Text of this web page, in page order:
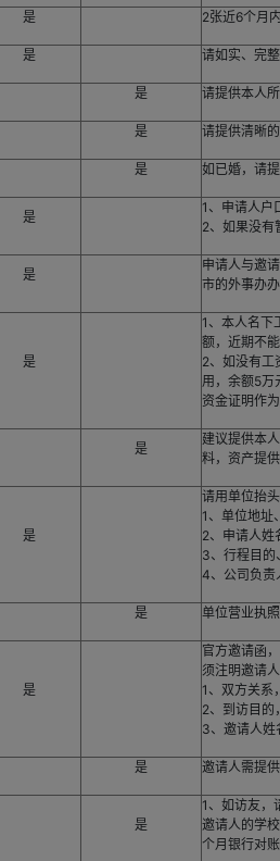
是 2张近6个月
是 请如实、完
是 请提供本人
是 请提供清晰
是 如已婚，请
是
1、申请人户
2、如果没有
是
申请人与邀
市的外事办办
是
1、本人名下
额，近期不
2、如没有工
用，余额5万
资金证明作为
是
建议提供本
料，资产提
是
请用单位抬
1、单位地址
2、申请人姓
3、行程目的
4、公司负责
是 单位营业执
是
官方邀请函
须注明邀请
1、双方关系
2、到访目的
3、邀请人姓
是 邀请人需提
是
1、如访友，
邀请人的学
个月银行对账